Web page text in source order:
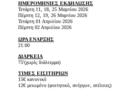
ΗΜΕΡΟΜΗΝΙΕΣ ΕΚΔΗΛΩΣΗΣ
Τετάρτη 11, 18, 25 Μαρτίου 2026
Πέμπτη 12, 19, 26 Μαρτίου 2026
Τετάρτη 01 Απριλίου 2026
Πέμπτη 02 Απριλίου 2026
ΩΡΑ ΕΝΑΡΞΗΣ
21:00
ΔΙΑΡΚΕΙΑ
75'(χωρίς διάλειμμα)
ΤΙΜΕΣ ΕΙΣΙΤΗΡΙΩΝ
15€ κανονικό
12€ μειωμένο (φοιτητικό, ανέργων, ατέλειες)